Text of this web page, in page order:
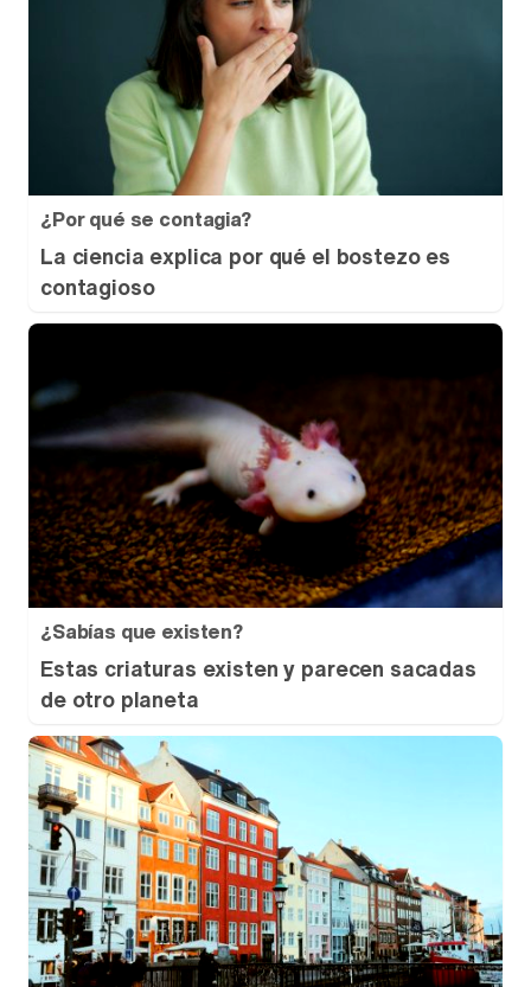
¿Por qué se contagia?
La ciencia explica por qué el bostezo es
contagioso
¿Sabías que existen?
Estas criaturas existen y parecen sacadas
de otro planeta